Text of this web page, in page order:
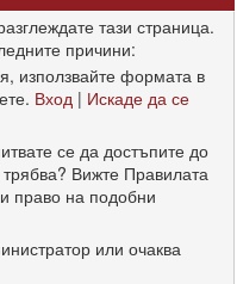
тази страница.
причини:
използвайте формата в
Вход | Искаде да се
се да достъпите до
Вижте Правилата
право на подобни
или очаква